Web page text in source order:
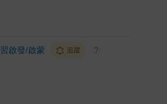
啟發/啟蒙 追蹤 ?